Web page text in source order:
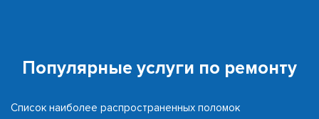
Популярные услуги по ремонту
Список наиболее распространенных поломок